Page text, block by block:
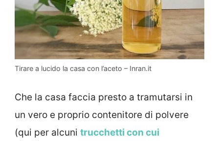
Tirare a lucido la casa con l’aceto – Inran.it
Che la casa faccia presto a tramutarsi in
un vero e proprio contenitore di polvere
(qui per alcuni trucchetti con cui